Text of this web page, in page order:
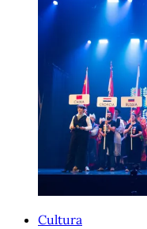
Cultura